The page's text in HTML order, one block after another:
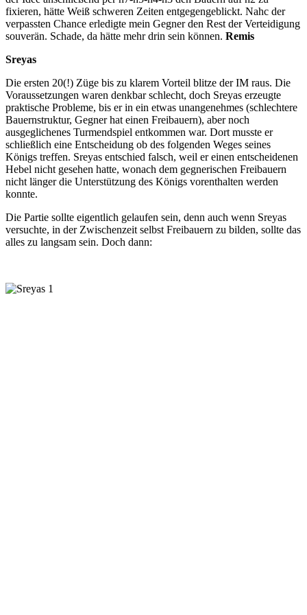
fixieren, hätte Weiß schweren Zeiten entgegengeblickt. Nahc der
verpassten Chance erledigte mein Gegner den Rest der Verteidigung
souverän. Schade, da hätte mehr drin sein können. Remis
Sreyas
Die ersten 20(!) Züge bis zu klarem Vorteil blitze der IM raus. Die
Voraussetzungen waren denkbar schlecht, doch Sreyas erzeugte
praktische Probleme, bis er in ein etwas unangenehmes (schlechtere
Bauernstruktur, Gegner hat einen Freibauern), aber noch
ausgeglichenes Turmendspiel entkommen war. Dort musste er
schließlich eine Entscheidung ob des folgenden Weges seines
Königs treffen. Sreyas entschied falsch, weil er einen entscheidenen
Hebel nicht gesehen hatte, wonach dem gegnerischen Freibauern
nicht länger die Unterstützung des Königs vorenthalten werden
konnte.
Die Partie sollte eigentlich gelaufen sein, denn auch wenn Sreyas
versuchte, in der Zwischenzeit selbst Freibauern zu bilden, sollte das
alles zu langsam sein. Doch dann: